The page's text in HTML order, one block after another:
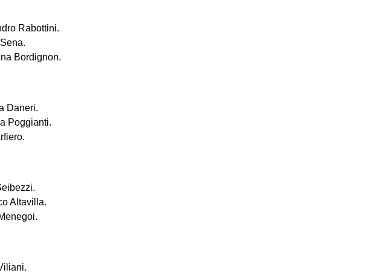
Rabottini.
Bordignon.
Daneri.
Poggianti.
Altavilla.